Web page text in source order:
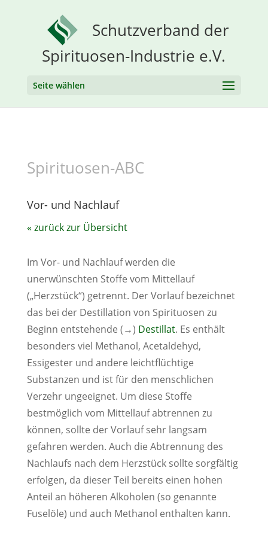
Schutzverband der
Spirituosen-Industrie e.V.
Seite wählen
Spirituosen-ABC
Vor- und Nachlauf
« zurück zur Übersicht
Im Vor- und Nachlauf werden die
unerwünschten Stoffe vom Mittellauf
(„Herzstück“) getrennt. Der Vorlauf bezeichnet
das bei der Destillation von Spirituosen zu
Beginn entstehende (→) Destillat. Es enthält
besonders viel Methanol, Acetaldehyd,
Essigester und andere leichtflüchtige
Substanzen und ist für den menschlichen
Verzehr ungeeignet. Um diese Stoffe
bestmöglich vom Mittellauf abtrennen zu
können, sollte der Vorlauf sehr langsam
gefahren werden. Auch die Abtrennung des
Nachlaufs nach dem Herzstück sollte sorgfältig
erfolgen, da dieser Teil bereits einen hohen
Anteil an höheren Alkoholen (so genannte
Fuselöle) und auch Methanol enthalten kann.